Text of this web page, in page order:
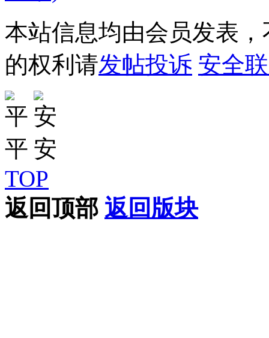
本站信息均由会员发表
的权利请发帖投诉 安全
TOP
返回顶部 返回版块